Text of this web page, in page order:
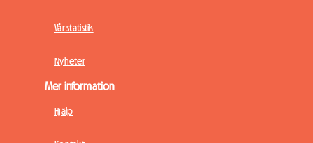
Vår statistik
Nyheter
Mer information
Hjälp